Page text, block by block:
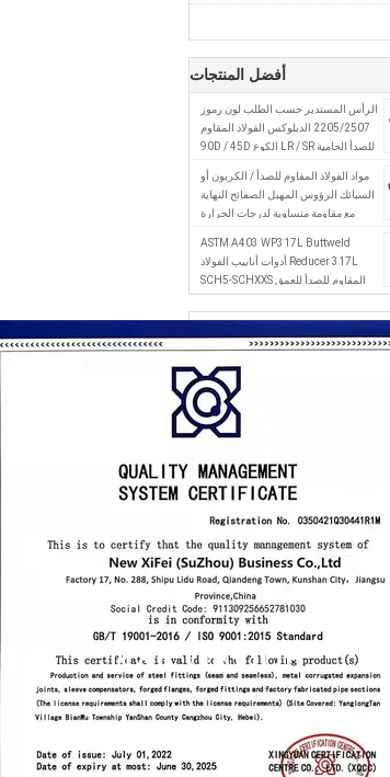
أفضل المنتجات
الرأس المستدير حسب الطلب لون رموز
2205/2507 الدبلوكس الفولاذ المقاوم
للصدأ الحامية LR / SR الكوع 90D / 45D
مواد الفولاذ المقاوم للصدأ / الكربون أو
السبائك الرؤوس المهبل الصفائح النهاية
مع مقاومة متساوية لدرجات الحرارة
ASTM A403 WP317L Buttweld
Reducer 317L أدوات أنابيب الفولاذ
المقاوم للصدأ للعمق SCH5-SCHXXS
والاتصال باللحام